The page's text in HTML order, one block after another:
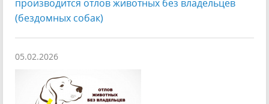
производится отлов животных без владельцев
(бездомных собак)
05.02.2026